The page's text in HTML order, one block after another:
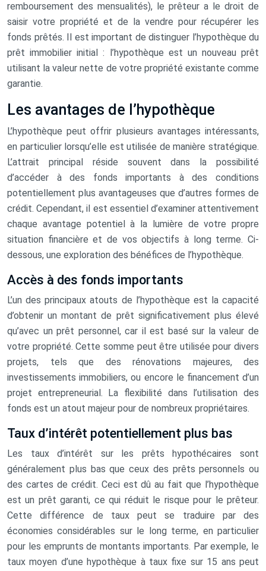
remboursement des mensualités), le prêteur a le droit de
saisir votre propriété et de la vendre pour récupérer les
fonds prêtés. Il est important de distinguer l’hypothèque du
prêt immobilier initial : l’hypothèque est un nouveau prêt
utilisant la valeur nette de votre propriété existante comme
garantie.
Les avantages de l’hypothèque
L’hypothèque peut offrir plusieurs avantages intéressants,
en particulier lorsqu’elle est utilisée de manière stratégique.
L’attrait principal réside souvent dans la possibilité
d’accéder à des fonds importants à des conditions
potentiellement plus avantageuses que d’autres formes de
crédit. Cependant, il est essentiel d’examiner attentivement
chaque avantage potentiel à la lumière de votre propre
situation financière et de vos objectifs à long terme. Ci-
dessous, une exploration des bénéfices de l’hypothèque.
Accès à des fonds importants
L’un des principaux atouts de l’hypothèque est la capacité
d’obtenir un montant de prêt significativement plus élevé
qu’avec un prêt personnel, car il est basé sur la valeur de
votre propriété. Cette somme peut être utilisée pour divers
projets, tels que des rénovations majeures, des
investissements immobiliers, ou encore le financement d’un
projet entrepreneurial. La flexibilité dans l’utilisation des
fonds est un atout majeur pour de nombreux propriétaires.
Taux d’intérêt potentiellement plus bas
Les taux d’intérêt sur les prêts hypothécaires sont
généralement plus bas que ceux des prêts personnels ou
des cartes de crédit. Ceci est dû au fait que l’hypothèque
est un prêt garanti, ce qui réduit le risque pour le prêteur.
Cette différence de taux peut se traduire par des
économies considérables sur le long terme, en particulier
pour les emprunts de montants importants. Par exemple, le
taux moyen d’une hypothèque à taux fixe sur 15 ans peut